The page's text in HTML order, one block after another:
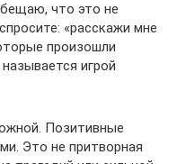
что это не
«расскажи мне
произошли
игрой
Позитивные
Это не притворная